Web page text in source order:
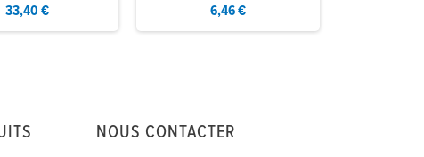
33,40 € 6,46 €
NOUS CONTACTER